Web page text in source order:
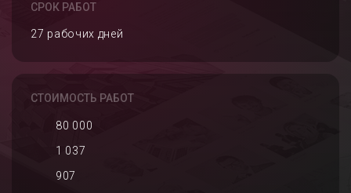
СРОК РАБОТ
27 рабочих дней
СТОИМОСТЬ РАБОТ
80 000
1 037
907